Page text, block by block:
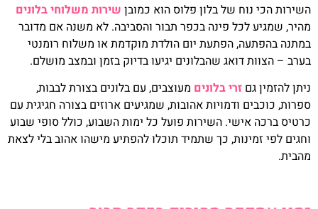
השירות הכי נוח של בלון פלוס הוא כמובן שירות משלוחי בלונים
מהיר, שמגיע לכל פינה בכפר תבור והסביבה. לא משנה אם מדובר
במתנה בהפתעה, הפתעת יום הולדת מוקדמת או משלוח רומנטי
בערב – הצוות דואג שהבלונים יגיעו בדיוק בזמן ובמצב מושלם.
ניתן להזמין גם זרי בלונים מעוצבים, עם בלונים בצורת לבבות,
ספרות, כוכבים ודמויות אהובות, שמגיעים ארוזים בצורה חגיגית עם
כרטיס ברכה אישי. השירות פועל כל ימות השבוע, כולל סופי שבוע
וחגים לפי זמינות, כך שתמיד תוכלו להפתיע מישהו אהוב בלי לצאת
מהבית.